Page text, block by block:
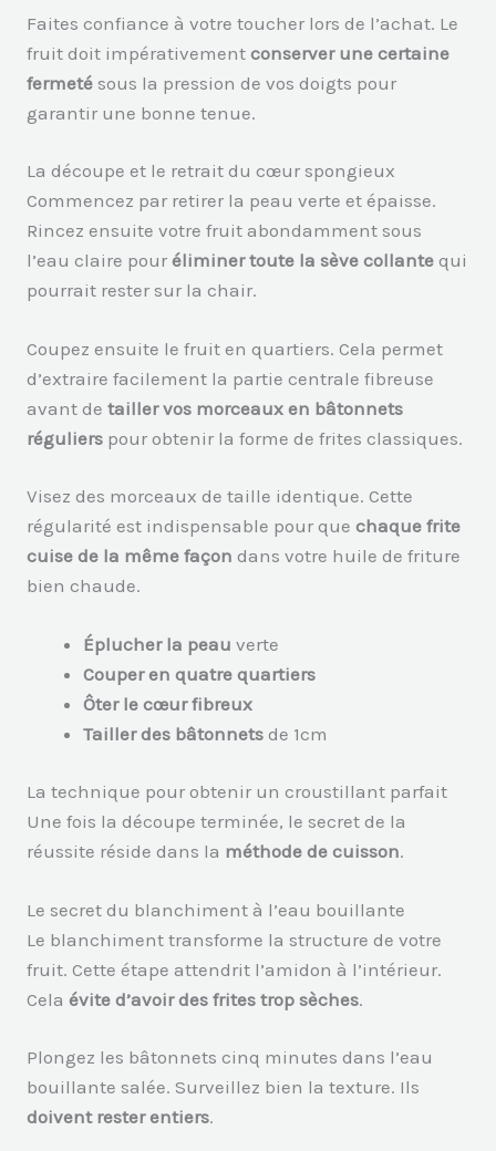
Faites confiance à votre toucher lors de l’achat. Le
fruit doit impérativementconserver une certaine
fermeté sous la pression de vos doigts pour
garantir une bonne tenue.
La découpe et le retrait du cœur spongieux
Commencez par retirer la peau verte et épaisse.
Rincez ensuite votre fruit abondamment sous
l’eau claire pouréliminer toute la sève collante qui
pourrait rester sur la chair.
Coupez ensuite le fruit en quartiers. Cela permet
d’extraire facilement la partie centrale fibreuse
avant detailler vos morceaux en bâtonnets
réguliers pour obtenir la forme de frites classiques.
Visez des morceaux de taille identique. Cette
régularité est indispensable pour quechaque frite
cuise de la même façon dans votre huile de friture
bien chaude.
Éplucher la peau verte
Couper en quatre quartiers
Ôter le cœur fibreux
Tailler des bâtonnets de 1cm
La technique pour obtenir un croustillant parfait
Une fois la découpe terminée, le secret de la
réussite réside dans la méthode de cuisson.
Le secret du blanchiment à l’eau bouillante
Le blanchiment transforme la structure de votre
fruit. Cette étape attendrit l’amidon à l’intérieur.
Celaévite d’avoir des frites trop sèches.
Plongez les bâtonnets cinq minutes dans l’eau
bouillante salée. Surveillez bien la texture. Ils
doivent rester entiers.